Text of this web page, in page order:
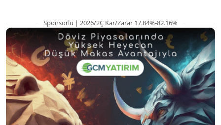
Sponsorlu | 2026/2Ç Kar/Zarar 17.84%-82.16%